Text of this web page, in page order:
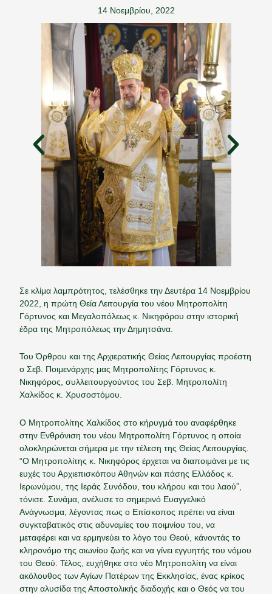
14 Νοεμβρίου, 2022
Σε κλίμα λαμπρότητος, τελέσθηκε την Δευτέρα 14 Νοεμβρίου
2022, η πρώτη Θεία Λειτουργία του νέου Μητροπολίτη
Γόρτυνος και Μεγαλοπόλεως κ. Νικηφόρου στην ιστορική
έδρα της Μητροπόλεως την Δημητσάνα.
Του Όρθρου και της Αρχιερατικής Θείας Λειτουργίας προέστη
ο Σεβ. Ποιμενάρχης μας Μητροπολίτης Γόρτυνος κ.
Νικηφόρος, συλλειτουργούντος του Σεβ. Μητροπολίτη
Χαλκίδος κ. Χρυσοστόμου.
Ο Μητροπολίτης Χαλκίδος στο κήρυγμά του αναφέρθηκε
στην Ενθρόνιση του νέου Μητροπολίτη Γόρτυνος η οποία
ολοκληρώνεται σήμερα με την τέλεση της Θείας Λειτουργίας.
“Ο Μητροπολίτης κ. Νικηφόρος έρχεται να διαποιμάνει με τις
ευχές του Αρχιεπισκόπου Αθηνών και πάσης Ελλάδος κ.
Ιερωνύμου, της Ιεράς Συνόδου, του κλήρου και του λαού”,
τόνισε. Συνάμα, ανέλυσε το σημερινό Ευαγγελικό
Ανάγνωσμα, λέγοντας πως ο Επίσκοπος πρέπει να είναι
συγκταβατικός στις αδυναμίες του ποιμνίου του, να
μεταφέρει και να ερμηνεύει το λόγο του Θεού, κάνοντάς το
κληρονόμο της αιωνίου ζωής και να γίνει εγγυητής του νόμου
του Θεού. Τέλος, ευχήθηκε στο νέο Μητροπολίτη να είναι
ακόλουθος των Αγίων Πατέρων της Εκκλησίας, ένας κρίκος
στην αλυσίδα της Αποστολικής διαδοχής και ο Θεός να του